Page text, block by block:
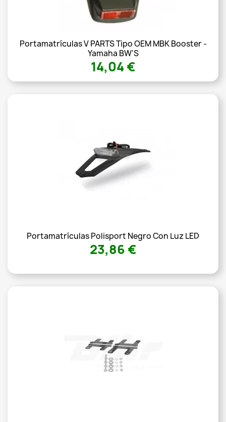
Portamatrículas V PARTS Tipo OEM MBK Booster -
Yamaha BW'S
14,04 €
Portamatrículas Polisport Negro Con Luz LED
23,86 €